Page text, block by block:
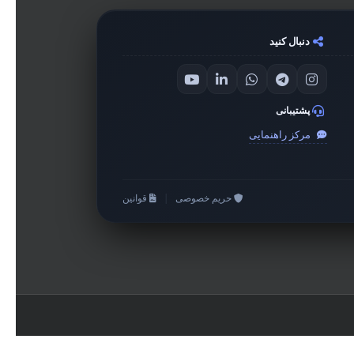
دنبال کنید
پشتیبانی
مرکز راهنمایی
حریم خصوصی قوانین